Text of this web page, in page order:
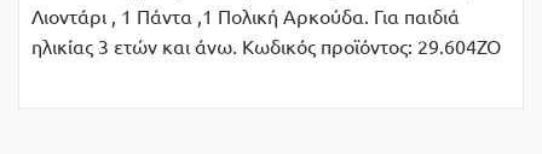
Λιοντάρι , 1 Πάντα ,1 Πολική Αρκούδα. Για παιδιά
ηλικίας 3 ετών και άνω. Κωδικός προϊόντος: 29.604ZO